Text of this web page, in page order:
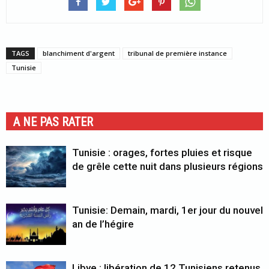
TAGS blanchiment d'argent
tribunal de première instance
Tunisie
A NE PAS RATER
Tunisie : orages, fortes pluies et risque
de grêle cette nuit dans plusieurs régions
Tunisie: Demain, mardi, 1er jour du nouvel
an de l’hégire